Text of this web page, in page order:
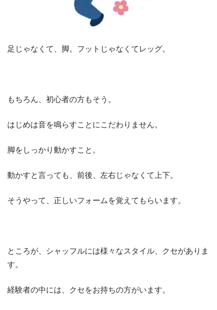
足じゃなくて、脚。フットじゃなくてレッグ。
もちろん、初心者の方もそう。
はじめは音を鳴らすことにこだわりません。
脚をしっかり動かすこと。
動かすと言っても、前後、左右じゃなくて上下。
そうやって、正しいフォームを覚えてもらいます。
ところが、シャッフルには様々なスタイル、クセがありま
す。
経験者の中には、クセをお持ちの方がいます。